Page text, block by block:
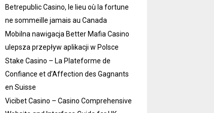
Betrepublic Casino, le lieu où la fortune
ne sommeille jamais au Canada
Mobilna nawigacja Better Mafia Casino
ulepsza przepływ aplikacji w Polsce
Stake Casino – La Plateforme de
Confiance et d’Affection des Gagnants
en Suisse
Vicibet Casino – Casino Comprehensive